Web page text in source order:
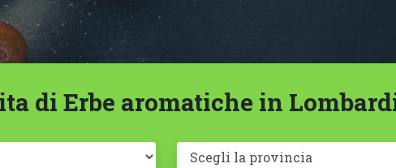
di Erbe aromatiche in